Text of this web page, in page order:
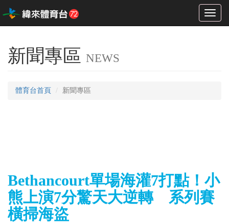
Toggle
新聞專區 NEWS
體育台首頁 新聞專區
Bethancourt單場海灌7打點！小
熊上演7分驚天大逆轉 系列賽
橫掃海盜